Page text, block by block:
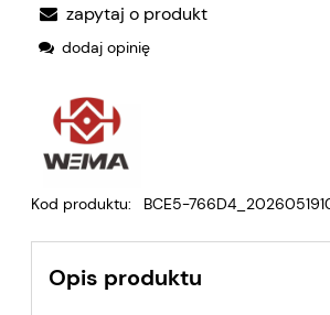
zapytaj o produkt
dodaj opinię
Kod produktu: BCE5-
Opis produktu